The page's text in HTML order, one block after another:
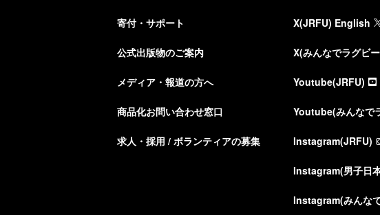
寄付・サポート
公式出版物のご案内
メディア・報道の方へ
商品化お問い合わせ窓口
求人・採用 / ボランティアの募集
X(JRFU) English
X(みんなでラグビ
Youtube(JRFU)
Youtube(みんなで
Instagram(JRFU)
Instagram(男子日
Instagram(みんな